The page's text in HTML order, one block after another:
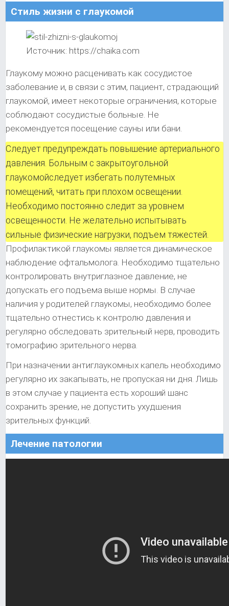
Стиль жизни с глаукомой
Источник: https://chaika.com
Глаукому можно расценивать как сосудистое
заболевание и, в связи с этим, пациент, страдающий
глаукомой, имеет некоторые ограничения, которые
соблюдают сосудистые больные. Не
рекомендуется посещение сауны или бани.
Следует предупреждать повышение артериального
давления. Больным с закрытоугольной
глаукомойследует избегать полутемных
помещений, читать при плохом освещении.
Необходимо постоянно следит за уровнем
освещенности. Не желательно испытывать
сильные физические нагрузки, подъем тяжестей.
Профилактикой глаукомы является динамическое
наблюдение офтальмолога. Необходимо тщательно
контролировать внутриглазное давление, не
допускать его подъема выше нормы. В случае
наличия у родителей глаукомы, необходимо более
тщательно отнестись к контролю давления и
регулярно обследовать зрительный нерв, проводить
томографию зрительного нерва.
При назначении антиглаукомных капель необходимо
регулярно их закапывать, не пропуская ни дня. Лишь
в этом случае у пациента есть хороший шанс
сохранить зрение, не допустить ухудшения
зрительных функций.
Лечение патологии